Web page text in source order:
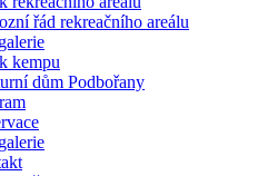
řád rekreačního areálu
kempu
dům Podbořany